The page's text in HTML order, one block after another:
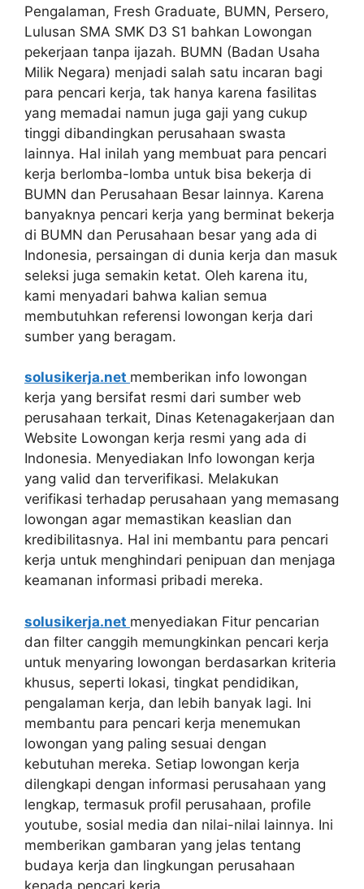
Pengalaman, Fresh Graduate, BUMN, Persero,
Lulusan SMA SMK D3 S1 bahkan Lowongan
pekerjaan tanpa ijazah. BUMN (Badan Usaha
Milik Negara) menjadi salah satu incaran bagi
para pencari kerja, tak hanya karena fasilitas
yang memadai namun juga gaji yang cukup
tinggi dibandingkan perusahaan swasta
lainnya. Hal inilah yang membuat para pencari
kerja berlomba-lomba untuk bisa bekerja di
BUMN dan Perusahaan Besar lainnya. Karena
banyaknya pencari kerja yang berminat bekerja
di BUMN dan Perusahaan besar yang ada di
Indonesia, persaingan di dunia kerja dan masuk
seleksi juga semakin ketat. Oleh karena itu,
kami menyadari bahwa kalian semua
membutuhkan referensi lowongan kerja dari
sumber yang beragam.
solusikerja.net memberikan info lowongan
kerja yang bersifat resmi dari sumber web
perusahaan terkait, Dinas Ketenagakerjaan dan
Website Lowongan kerja resmi yang ada di
Indonesia. Menyediakan Info lowongan kerja
yang valid dan terverifikasi. Melakukan
verifikasi terhadap perusahaan yang memasang
lowongan agar memastikan keaslian dan
kredibilitasnya. Hal ini membantu para pencari
kerja untuk menghindari penipuan dan menjaga
keamanan informasi pribadi mereka.
solusikerja.net menyediakan Fitur pencarian
dan filter canggih memungkinkan pencari kerja
untuk menyaring lowongan berdasarkan kriteria
khusus, seperti lokasi, tingkat pendidikan,
pengalaman kerja, dan lebih banyak lagi. Ini
membantu para pencari kerja menemukan
lowongan yang paling sesuai dengan
kebutuhan mereka. Setiap lowongan kerja
dilengkapi dengan informasi perusahaan yang
lengkap, termasuk profil perusahaan, profile
youtube, sosial media dan nilai-nilai lainnya. Ini
memberikan gambaran yang jelas tentang
budaya kerja dan lingkungan perusahaan
kepada pencari kerja.